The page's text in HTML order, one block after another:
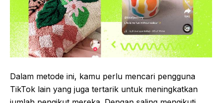
Dalam metode ini, kamu perlu mencari pengguna
TikTok lain yang juga tertarik untuk meningkatkan